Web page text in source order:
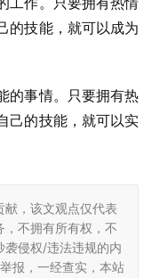
的技能，就可以成为
的事情。只要拥有热
己的技能，就可以实
献，该文观点仅代表
不拥有所有权，不
袭侵权/违法违规的内
报，一经查实，本站